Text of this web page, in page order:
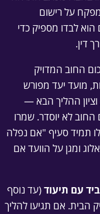
על רישום
לבדו מספיק כדי
דין.
החוב המדויק
מועד יעד מפורש
וציון ההליך הבא —
לא יוסדר. שמרו
תמיד סעיף "אם נפלה
ומגן על הוועד אם
עם תיעוד(עד נוסף
הבית. אם תגיעו להליך